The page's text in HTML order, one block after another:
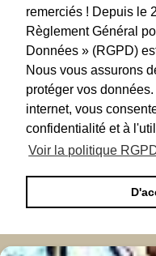
remerciés ! Depuis le
Règlement Général
Données » (RGPD)
Nous vous assurons
protéger vos
internet, vous
confidentialité et à
Voir la politique